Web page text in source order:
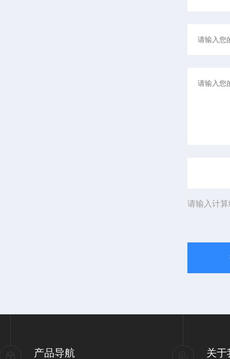
请输入计
产品导航 关于